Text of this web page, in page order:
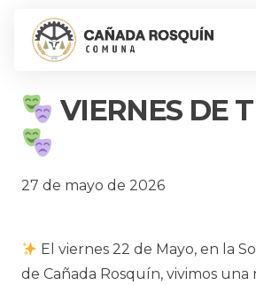
VIERNES DE
27 de mayo de 2026
El viernes 22 de Mayo, en la
de Cañada Rosquín, vivimos